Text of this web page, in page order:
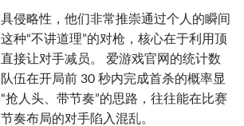
侵略性，他们非常推崇通过个人的瞬间
种“不讲道理”的对枪，核心在于利用顶
接让对手减员。 爱游戏官网的统计数
伍在开局前 30 秒内完成首杀的概率显
抢人头、带节奏”的思路，往往能在比赛
奏布局的对手陷入混乱。